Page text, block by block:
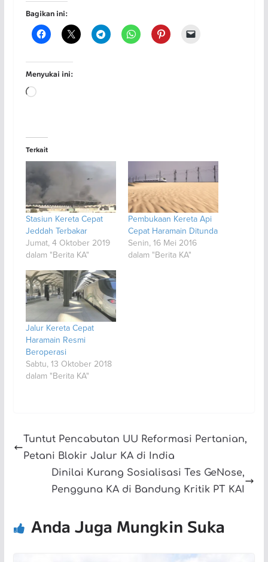
Bagikan ini:
Menyukai ini:
Memuat...
Terkait
Stasiun Kereta Cepat
Jeddah Terbakar
Jumat, 4 Oktober 2019
dalam "Berita KA"
Pembukaan Kereta Api
Cepat Haramain Ditunda
Senin, 16 Mei 2016
dalam "Berita KA"
Jalur Kereta Cepat
Haramain Resmi
Beroperasi
Sabtu, 13 Oktober 2018
dalam "Berita KA"
Tuntut Pencabutan UU Reformasi Pertanian,
Petani Blokir Jalur KA di India
Dinilai Kurang Sosialisasi Tes GeNose,
Pengguna KA di Bandung Kritik PT KAI
Anda Juga Mungkin Suka